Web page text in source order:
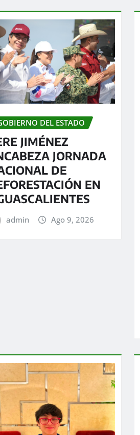
DEL ESTADO
JIMÉNEZ
JORNADA
DE
EN
admin Ago 9, 2026